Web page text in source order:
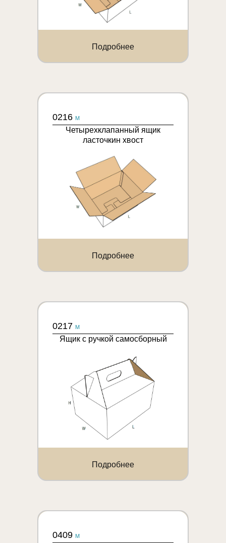
Подробнее
0216 M
Четырехклапанный ящик
ласточкин хвост
Подробнее
0217 M
Ящик с ручкой самосборный
Подробнее
0409 M